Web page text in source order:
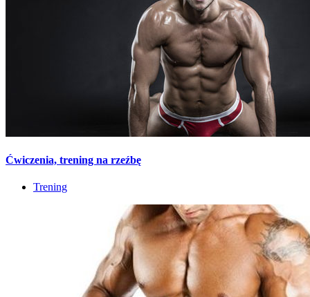
Ćwiczenia, trening na rzeźbę
Trening